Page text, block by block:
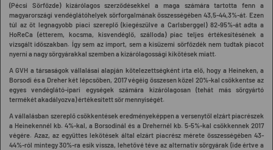
(Pécsi Sörfőzde) kizárólagos szerződésekkel a maga számára tartotta fenn a
magyarországi vendéglátóhelyek sörforgalmának összességében 43,5-44,3%-át. Ezen
túl az öt legnagyobb piaci szereplő (kiegészülve a Carlsberggel) 82-95%-át adta a
HoReCa (étterem, kocsma, kisvendéglő, szálloda) piac teljes értékesítésének a
vizsgált időszakban. Így sem az import, sem a kisüzemi sörfőzdék nem tudtak piacot
nyerni a nagy sörgyárakkal szemben a kizárólagossági kikötések miatt.
AGVH a társaságok vállalásai alapján kötelezettségként írta elő, hogy a Heineken, a
Borsodi és a Dreher két lépcsőben, 2017 végéig összesen közel 20%-kal csökkentse az
egyes vendéglátó-ipari egységek számára kizárólagosan (tehát más sörgyártó
termékét akadályozva) értékesített sör mennyiségét.
A vállalásban szereplő csökkentések eredményeképpena versenytől elzárt piacrészek
a Heinekennél kb. 4%-kal, a Borsodinál és a Drehernél kb. 5-5%-kal csökkennek 2017
végére. Azaz, az együttes lekötések által elzárt piacrész mérete összességében 43-
44%-ról mintegy 30%-ra esik vissza, lehetővé téve az alternatív sörgyárak (ide értve a